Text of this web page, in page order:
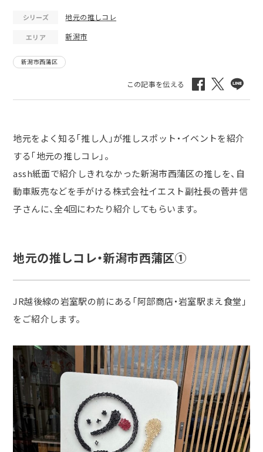
シリーズ 地元の推しコレ
エリア 新潟市
新潟市西蒲区
地元をよく知る「推し人」が推しスポット・イベントを紹介
する「地元の推しコレ」。
assh紙面で紹介しきれなかった新潟市西蒲区の推しを、自
動車販売などを手がける株式会社イエスト副社長の菅井信
子さんに、全4回にわたり紹介してもらいます。
地元の推しコレ・新潟市西蒲区①
JR越後線の岩室駅の前にある「阿部商店・岩室駅まえ食堂」
をご紹介します。